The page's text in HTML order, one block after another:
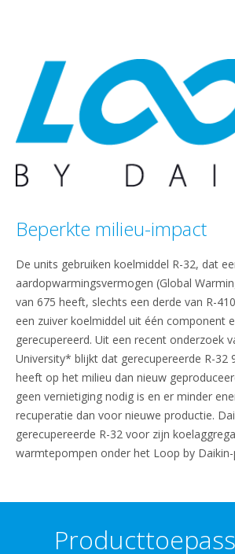
Beperkte milieu-impact
De units gebruiken koelmiddel R-32, dat
aardopwarmingsvermogen (Global
van 675 heeft, slechts een derde van R-
een zuiver koelmiddel uit één component
gerecupereerd. Uit een recent onderzoek
University* blijkt dat gerecupereerde R-32
heeft op het milieu dan nieuw
geen vernietiging nodig is en er minder
recuperatie dan voor nieuwe productie.
gerecupereerde R-32 voor zijn
warmtepompen onder het Loop by